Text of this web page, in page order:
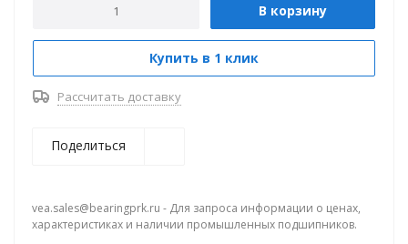
В корзину
Купить в 1 клик
Рассчитать доставку
Поделиться
vea.sales@bearingprk.ru - Для запроса информации о ценах,
характеристиках и наличии промышленных подшипников.